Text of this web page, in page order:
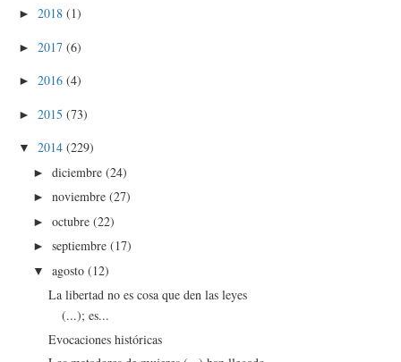
► 2018 (1)
► 2017 (6)
► 2016 (4)
► 2015 (73)
▼ 2014 (229)
►diciembre(24)
►noviembre(27)
►octubre(22)
►septiembre(17)
▼agosto(12)
La libertad no es cosa que den las leyes
(...); es...
Evocaciones históricas